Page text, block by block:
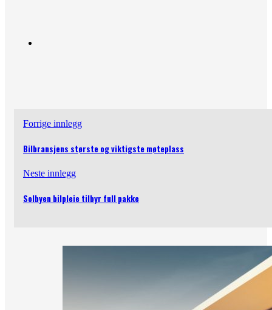
Forrige innlegg
Bilbransjens største og viktigste møteplass
Neste innlegg
Solbyen bilpleie tilbyr full pakke